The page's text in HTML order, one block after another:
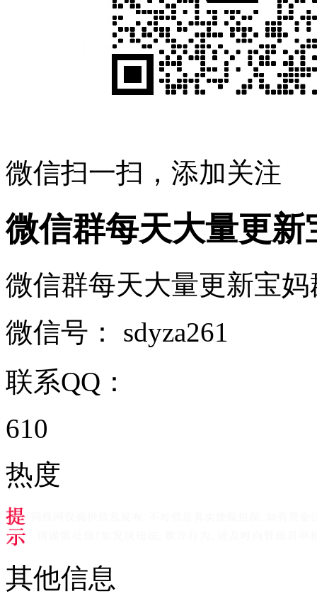
微信扫一扫，添加关注
微信群每天大量更
微信群每天大量更新宝
微信号： sdyza261
联系QQ：
610
热度
其他信息